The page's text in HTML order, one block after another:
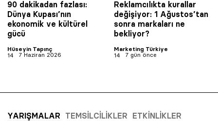
90 dakikadan fazlası:
Dünya Kupası’nın
ekonomik ve kültürel
gücü
Hüseyin Tapınç
7 Haziran 2026
Reklamcılıkta kurallar
değişiyor: 1 Ağustos’tan
sonra markaları ne
bekliyor?
Marketing Türkiye
7 gün önce
YARIŞMALAR TEMSILCILIKLER ETKINLIKLER